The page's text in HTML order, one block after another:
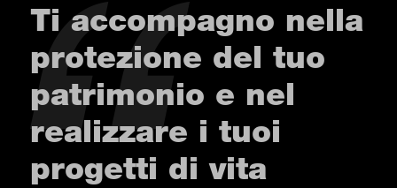
Ti accompagno nella
protezione del tuo
patrimonio e nel
realizzare i tuoi
progetti di vita